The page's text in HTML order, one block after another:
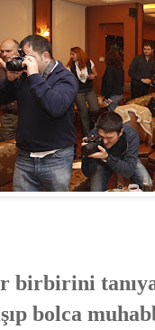
birbirini
bolca